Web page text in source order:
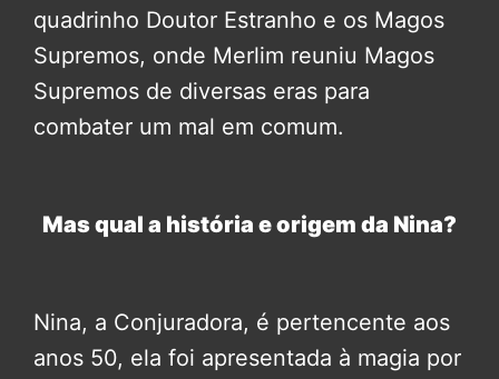
quadrinho Doutor Estranho e os Magos
Supremos, onde Merlim reuniu Magos
Supremos de diversas eras para
combater um mal em comum.
Mas qual a história e origem da Nina?
Nina, a Conjuradora, é pertencente aos
anos 50, ela foi apresentada à magia por